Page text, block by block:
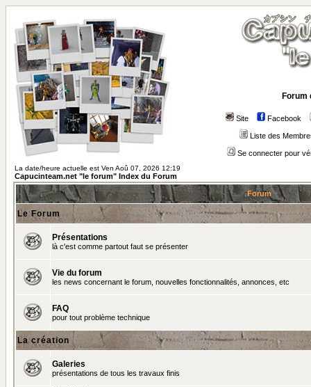
Forum
Site Facebook
Liste des
Se connecter pour
La date/heure actuelle est Ven Aoû 07, 2026 12:19
Capucinteam.net "le forum" Index du Forum
Forum
Le Forum
Présentations
là c'est comme partout faut se présenter
Vie du forum
les news concernant le forum, nouvelles fonctionnalités, annonces, etc
FAQ
pour tout problème technique
La création
Galeries
présentations de tous les travaux finis